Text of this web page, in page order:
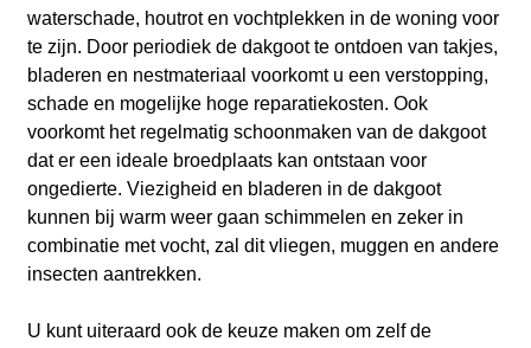
waterschade, houtrot en vochtplekken in de woning voor
te zijn. Door periodiek de dakgoot te ontdoen van takjes,
bladeren en nestmateriaal voorkomt u een verstopping,
schade en mogelijke hoge reparatiekosten. Ook
voorkomt het regelmatig schoonmaken van de dakgoot
dat er een ideale broedplaats kan ontstaan voor
ongedierte. Viezigheid en bladeren in de dakgoot
kunnen bij warm weer gaan schimmelen en zeker in
combinatie met vocht, zal dit vliegen, muggen en andere
insecten aantrekken.
U kunt uiteraard ook de keuze maken om zelf de